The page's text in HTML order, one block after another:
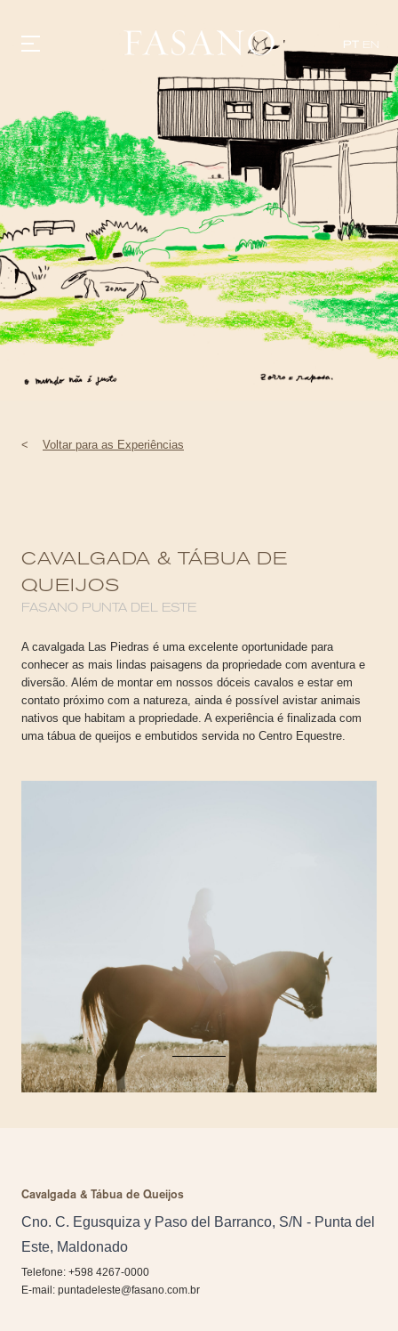
PT EN
GASTRONOMIA
HOTÉIS
EXPERIÊNCIAS
EVENTOS
VILLAS
SHOP | SELEZIONE
DESCUBRA
WHAT'S COOKING
CORRIERE
HISTÓRIA
SUSTENTABILIDADE
CONTATO
< Voltar para as Experiências
CAVALGADA & TÁBUA DE
QUEIJOS
FASANO PUNTA DEL ESTE
A cavalgada Las Piedras é uma excelente oportunidade para
conhecer as mais lindas paisagens da propriedade com aventura e
diversão. Além de montar em nossos dóceis cavalos e estar em
contato próximo com a natureza, ainda é possível avistar animais
nativos que habitam a propriedade. A experiência é finalizada com
uma tábua de queijos e embutidos servida no Centro Equestre.
Cavalgada & Tábua de Queijos
Cno. C. Egusquiza y Paso del Barranco, S/N - Punta del
Este, Maldonado
Telefone: +598 4267-0000
E-mail: puntadeleste@fasano.com.br